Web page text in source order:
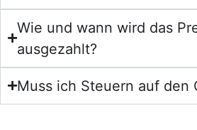
Wie und wann wird das
ausgezahlt?
Muss ich Steuern auf den